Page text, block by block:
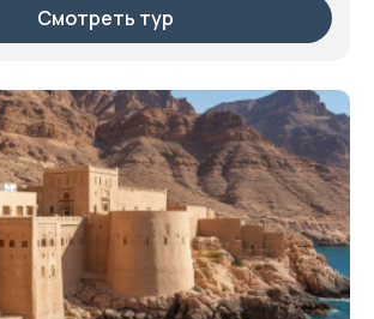
Смотреть тур